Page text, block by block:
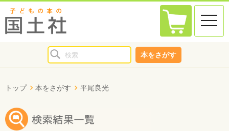
toggle
本をさがす
トップ 本をさがす 平尾良光